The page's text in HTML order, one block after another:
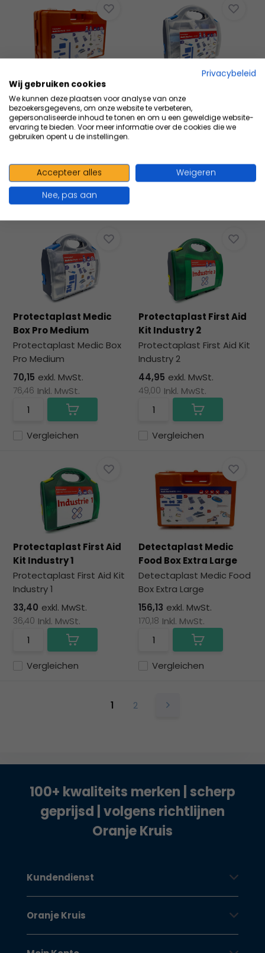
Protectaplast Medic
Box Pro Extra Large
Protectaplast Medic Box
Pro Extra Large
Vergleichen
Box Pro Large
Protectaplast Medic Box
Pro Large
Protectaplast Medic
Box Pro Medium
Protectaplast Medic Box
Pro Medium
Vergleichen
70,15 exkl. MwSt.
76,46 Inkl. MwSt.
Protectaplast First Aid
Kit Industry 2
Protectaplast First Aid Kit
Industry 2
Vergleichen
44,95 exkl. MwSt.
49,00 Inkl. MwSt.
Protectaplast First Aid
Kit Industry 1
Protectaplast First Aid Kit
Industry 1
Vergleichen
33,40 exkl. MwSt.
36,40 Inkl. MwSt.
Detectaplast Medic
Food Box Extra Large
Detectaplast Medic Food
Box Extra Large
Vergleichen
156,13 exkl. MwSt.
170,18 Inkl. MwSt.
1 2
100+ kwaliteits merken | scherp
geprijsd | volgens richtlijnen
Oranje Kruis
Kundendienst
Oranje Kruis
Privacybeleid
Wij gebruiken cookies
We kunnen deze plaatsen voor analyse van onze
bezoekersgegevens, om onze website te verbeteren,
gepersonaliseerde inhoud te tonen en om u een geweldige website-
ervaring te bieden. Voor meer informatie over de cookies die we
gebruiken opent u de instellingen.
Accepteer alles
Weigeren
Nee, pas aan